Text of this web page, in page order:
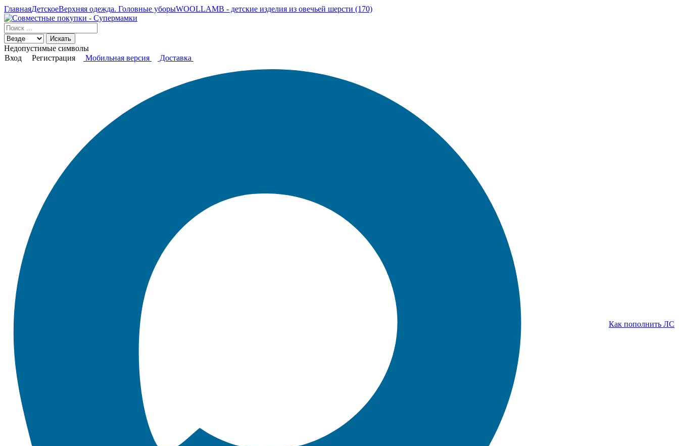
ГлавнаяДетскоеВерхняя одежда. Головные уборыWOOLLAMB - детские изделия из овечьей шерсти (170)
Искать
Недопустимые символы
Вход
Регистрация Мобильная версия Доставка
Как пополнить ЛС